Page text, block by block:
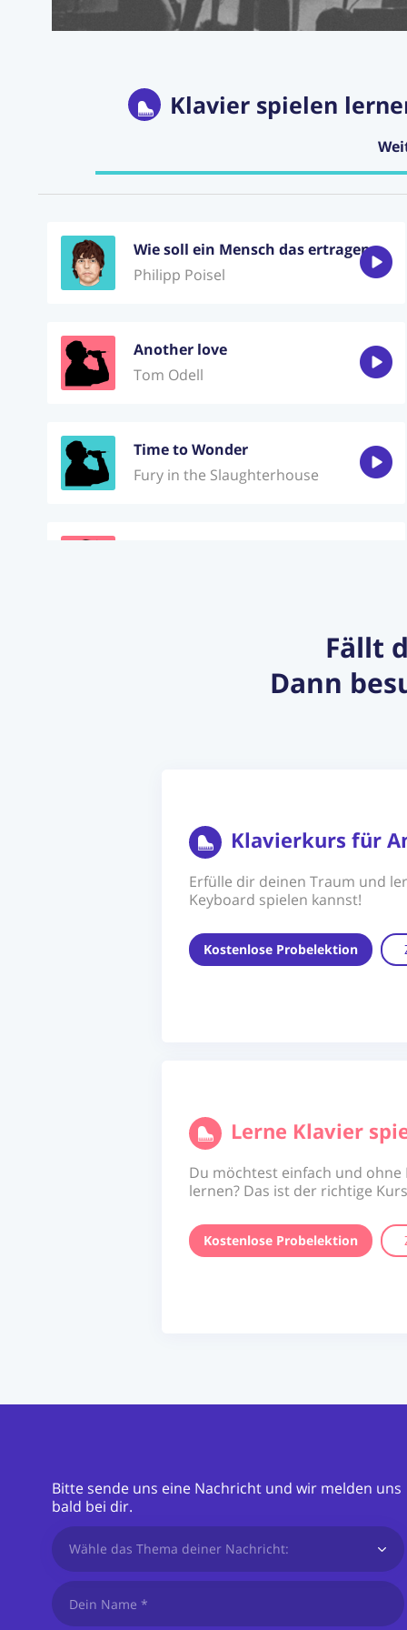
Klavier spielen
Wie soll ein Mensch das ertragen
Philipp Poisel
Another love
Tom Odell
Time to Wonder
Fury in the Slaughterhouse
Fällt
Dann
Klavierkurs für
Erfülle dir deinen Traum und
Keyboard spielen kannst!
Kostenlose Probelektion
Lerne Klavier
Du möchtest einfach und ohne
lernen? Das ist der richtige
Kostenlose Probelektion
Bitte sende uns eine Nachricht und wir melden uns
bald bei dir.
Wähle das Thema deiner Nachricht: